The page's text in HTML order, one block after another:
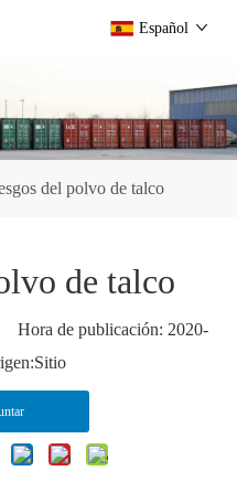
Español
del polvo de talco
de talco
de publicación: 2020-
Sitio